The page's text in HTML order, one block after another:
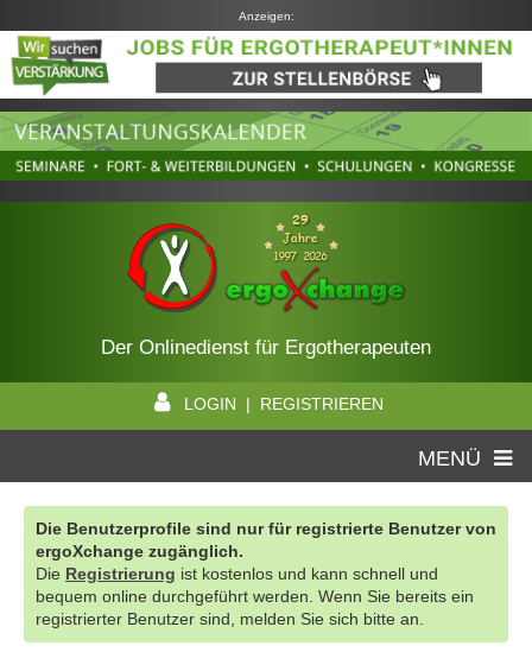
Anzeigen:
Der Onlinedienst für Ergotherapeuten
LOGIN | REGISTRIEREN
MENÜ
Die Benutzerprofile sind nur für registrierte Benutzer von
ergoXchange zugänglich.
Die Registrierung ist kostenlos und kann schnell und
bequem online durchgeführt werden. Wenn Sie bereits ein
registrierter Benutzer sind, melden Sie sich bitte an.